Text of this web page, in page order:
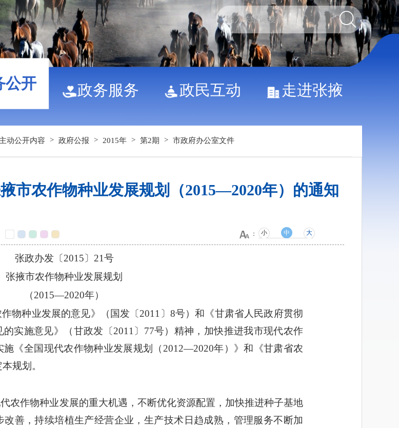
公开 政务服务 政民互动 走进张掖
动公开内容 > 政府公报 > 2015年 > 第2期 > 市政府办公室文件
市农作物种业发展规划（2015—2020年）的通知
： 小 中 大
张政办发〔2015〕21号
张掖市农作物种业发展规划
（2015—2020年）
物种业发展的意见》（国发〔2011〕8号）和《甘肃省人民政府贯彻
实施意见》（甘政发〔2011〕77号）精神，加快推进我市现代农作
《全国现代农作物种业发展规划（2012—2020年）》和《甘肃省农
规划。
农作物种业发展的重大机遇，不断优化资源配置，加快推进种子基地
善，持续培植生产经营企业，生产技术日趋成熟，管理服务不断加